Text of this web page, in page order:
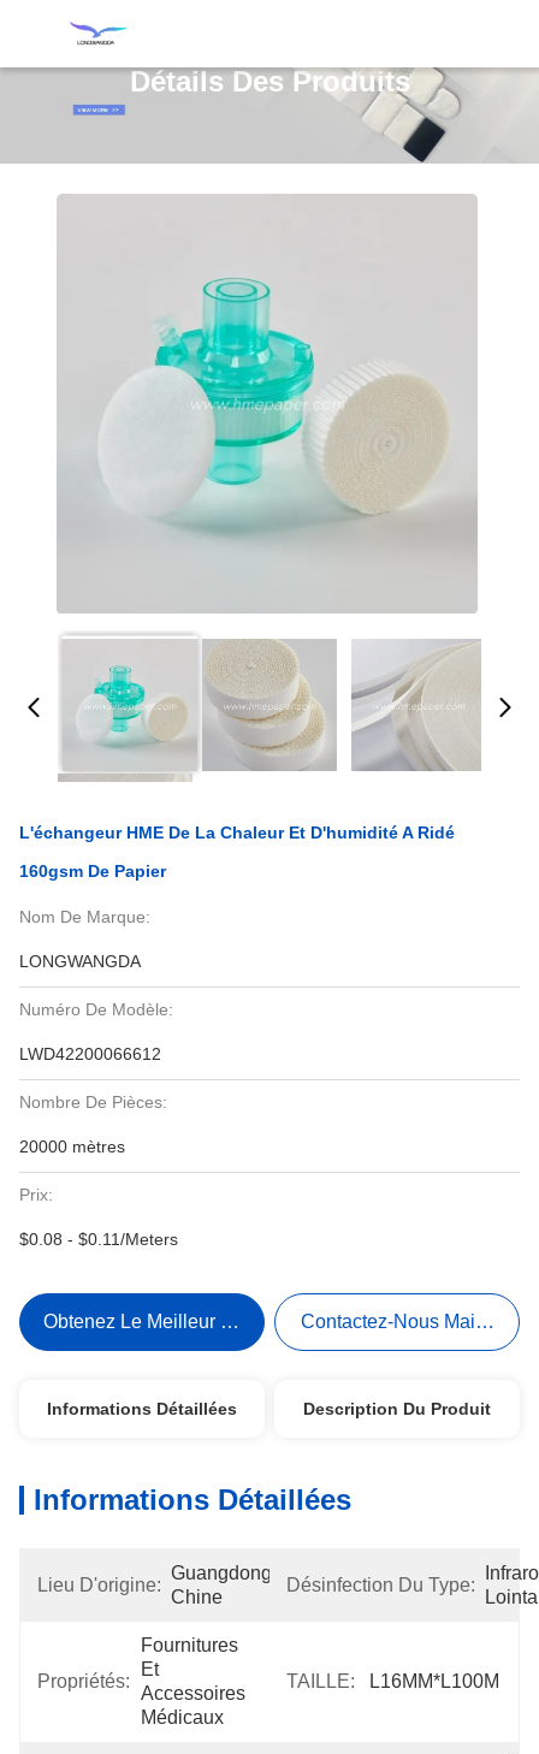
Détails Des Produits
L'échangeur HME De La Chaleur Et D'humidité A Ridé
160gsm De Papier
Nom De Marque:
LONGWANGDA
Numéro De Modèle:
LWD42200066612
Nombre De Pièces:
20000 mètres
Prix:
$0.08 - $0.11/Meters
Obtenez Le Meilleur Prix Contactez-Nous Maintenant
Informations Détaillées Description Du Produit
Informations Détaillées
Lieu D'origine:
Guangdong,
Chine
Désinfection Du Type:
Propriétés:
Fournitures
Et
Accessoires
Médicaux
TAILLE: L16MM*L100M